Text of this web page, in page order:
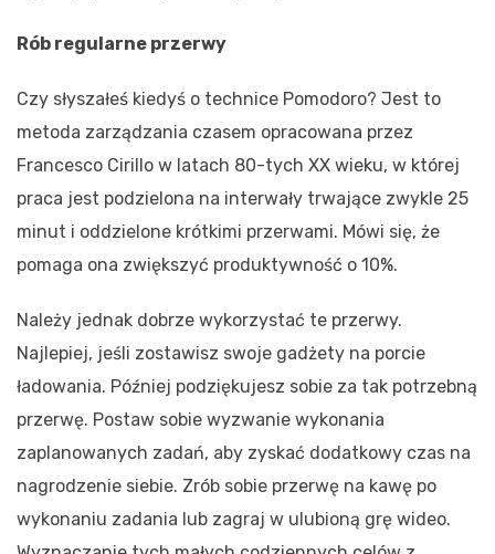
Rób regularne przerwy
Czy słyszałeś kiedyś o technice Pomodoro? Jest to
metoda zarządzania czasem opracowana przez
Francesco Cirillo w latach 80-tych XX wieku, w której
praca jest podzielona na interwały trwające zwykle 25
minut i oddzielone krótkimi przerwami. Mówi się, że
pomaga ona zwiększyć produktywność o 10%.
Należy jednak dobrze wykorzystać te przerwy.
Najlepiej, jeśli zostawisz swoje gadżety na porcie
ładowania. Później podziękujesz sobie za tak potrzebną
przerwę. Postaw sobie wyzwanie wykonania
zaplanowanych zadań, aby zyskać dodatkowy czas na
nagrodzenie siebie. Zrób sobie przerwę na kawę po
wykonaniu zadania lub zagraj w ulubioną grę wideo.